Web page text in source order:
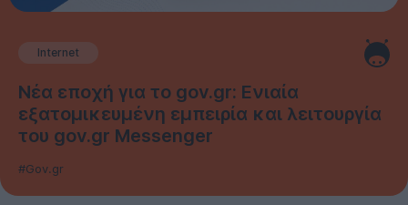
Internet
Νέα εποχή για το gov.gr: Ενιαία
εξατομικευμένη εμπειρία και λειτουργία
του gov.gr Messenger
#Gov.gr